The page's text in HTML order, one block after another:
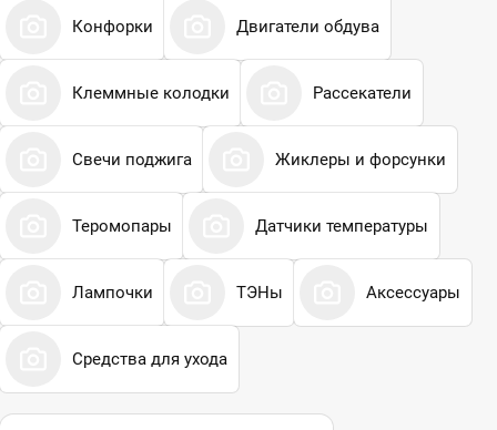
Конфорки Двигатели обдува
Клеммные колодки Рассекатели
Свечи поджига Жиклеры и форсунки
Теромопары Датчики температуры
Лампочки ТЭНы Аксессуары
Средства для ухода